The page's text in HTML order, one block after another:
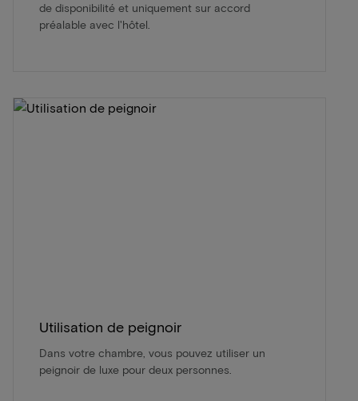
de disponibilité et uniquement sur accord
préalable avec l'hôtel.
Utilisation de peignoir
Dans votre chambre, vous pouvez utiliser un
peignoir de luxe pour deux personnes.